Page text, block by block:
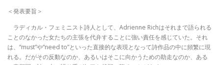
＜発表要旨＞
ラディカル・フェミニスト詩人として、Adrienne Richはそれまで語られる
ことのなかった女たちの主張を代弁することに強い責任を感じていた。それ
は、“must”や“need to”といった直接的な表現となって詩作品の中に頻繁に現
れる。だがその反動なのか、あるいはそこに向かうための助走なのか、ある